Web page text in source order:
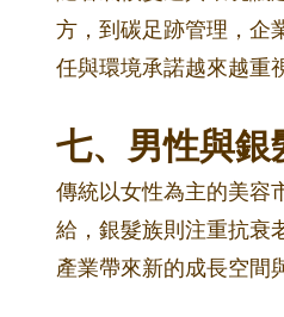
方，到碳足跡管理，企
任與環境承諾越來越重
七、男性與銀
傳統以女性為主的美容
給，銀髮族則注重抗衰
產業帶來新的成長空間